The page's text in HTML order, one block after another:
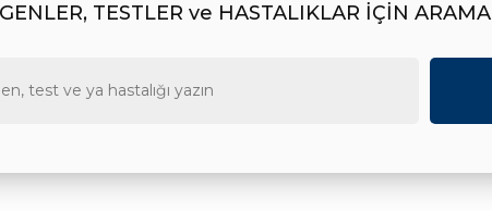
TESTLER ve HASTALIKLAR İÇİN ARAMA